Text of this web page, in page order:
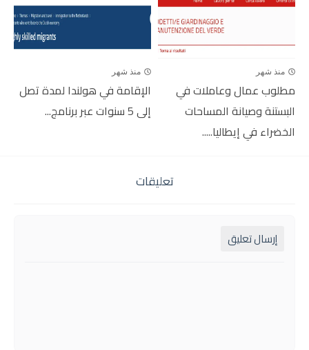
منذ شهر
مطلوب عمال وعاملات في
البستنة وصيانة المساحات
الخضراء في إيطاليا.....
منذ شهر
الإقامة في هولندا لمدة تصل
إلى 5 سنوات عبر برنامج...
تعليقات
إرسال تعليق